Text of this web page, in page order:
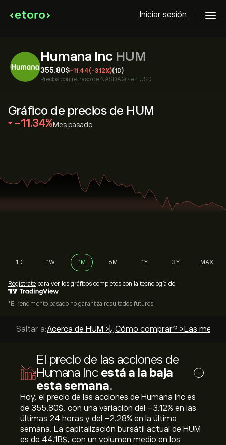
Iniciar sesión
Humana Inc HUM
355.80‎$‎-11.44(-3.12%)(1D)
Precios con retraso de NASDAQ • en USD
Gráfico de precios de HUM
‎-11.34‎ Mes pasado
1D 1W 1M 6M 1Y 3Y MAX
Regístrate para ver los gráficos completos con la tecnología de
*El rendimiento pasado no garantiza resultados futuros.
Saltar a:Acerca de HUM >¿Cómo comprar? > Las
El precio de las acciones de
Humana Inc está a la baja
esta semana.
i
Hoy, el precio de las acciones de Humana Inc es
de 355.80‎$‎, con una variación del ‎-3.12‎% en las
últimas 24 horas y del ‎-2.28‎% en la última
semana. La capitalización bursátil actual de HUM
es de 44.1B‎$‎, con un volumen medio en los